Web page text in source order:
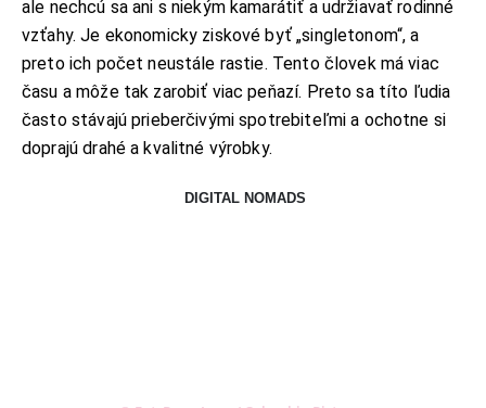
ale nechcú sa ani s niekým kamarátiť a udržiavať rodinné
vzťahy. Je ekonomicky ziskové byť „singletonom“, a
preto ich počet neustále rastie. Tento človek má viac
času a môže tak zarobiť viac peňazí. Preto sa títo ľudia
často stávajú prieberčivými spotrebiteľmi a ochotne si
doprajú drahé a kvalitné výrobky.
DIGITAL NOMADS